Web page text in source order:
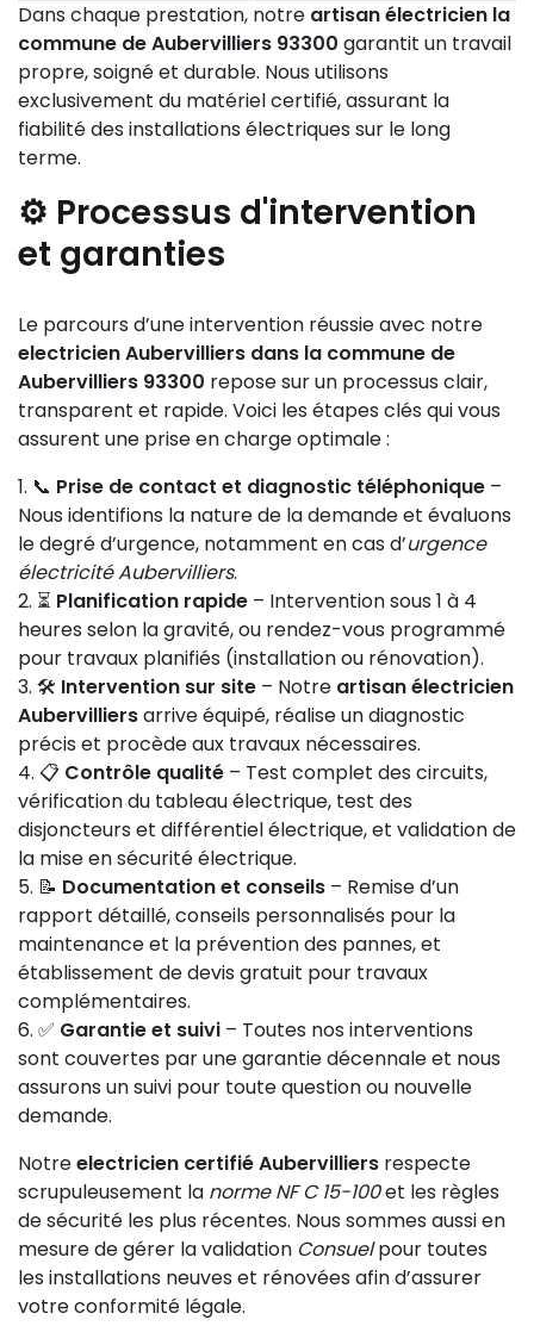
Dans chaque prestation, notre artisan électricien la
commune de Aubervilliers 93300 garantit un travail
propre, soigné et durable. Nous utilisons
exclusivement du matériel certifié, assurant la
fiabilité des installations électriques sur le long
terme.
⚙️ Processus d'intervention
et garanties
Le parcours d’une intervention réussie avec notre
electricien Aubervilliers dans la commune de
Aubervilliers 93300 repose sur un processus clair,
transparent et rapide. Voici les étapes clés qui vous
assurent une prise en charge optimale :
📞 Prise de contact et diagnostic téléphonique –
Nous identifions la nature de la demande et évaluons
le degré d’urgence, notamment en cas d’urgence
électricité Aubervilliers.
⏳ Planification rapide – Intervention sous 1 à 4
heures selon la gravité, ou rendez-vous programmé
pour travaux planifiés (installation ou rénovation).
🛠️ Intervention sur site – Notre artisan électricien
Aubervilliersarrive équipé, réalise un diagnostic
précis et procède aux travaux nécessaires.
📋 Contrôle qualité – Test complet des circuits,
vérification du tableau électrique, test des
disjoncteurs et différentiel électrique, et validation de
la mise en sécurité électrique.
📝 Documentation et conseils – Remise d’un
rapport détaillé, conseils personnalisés pour la
maintenance et la prévention des pannes, et
établissement de devis gratuit pour travaux
complémentaires.
✅ Garantie et suivi – Toutes nos interventions
sont couvertes par une garantie décennale et nous
assurons un suivi pour toute question ou nouvelle
demande.
Notreelectricien certifié Aubervilliers respecte
scrupuleusement la norme NF C 15-100et les règles
de sécurité les plus récentes. Nous sommes aussi en
mesure de gérer la validation Consuelpour toutes
les installations neuves et rénovées afin d’assurer
votre conformité légale.